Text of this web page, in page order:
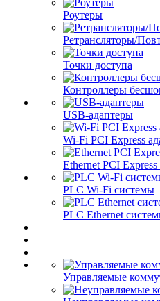
Роутеры
Ретрансляторы/
Точки доступа
Контроллеры
USB-адаптеры
Wi-Fi PCI Express
Ethernet PCI
PLC Wi-Fi системы
PLC Ethernet
Управляемые